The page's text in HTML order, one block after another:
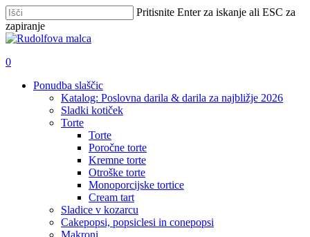
Skip
to
main
Pritisnite Enter za iskanje ali ESC za
zapiranje
Zapri
išči
account
0
Ponudba slaščic
Katalog: Poslovna darila & darila za najbližje 2026
Sladki kotiček
Torte
Torte
Poročne torte
Kremne torte
Otroške torte
Monoporcijske tortice
Cream tart
Sladice v kozarcu
Cakepopsi, popsiclesi in conepopsi
Makroni